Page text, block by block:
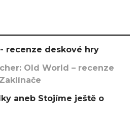
recenze deskové hry
Old World – recenze
aneb Stojíme ještě o